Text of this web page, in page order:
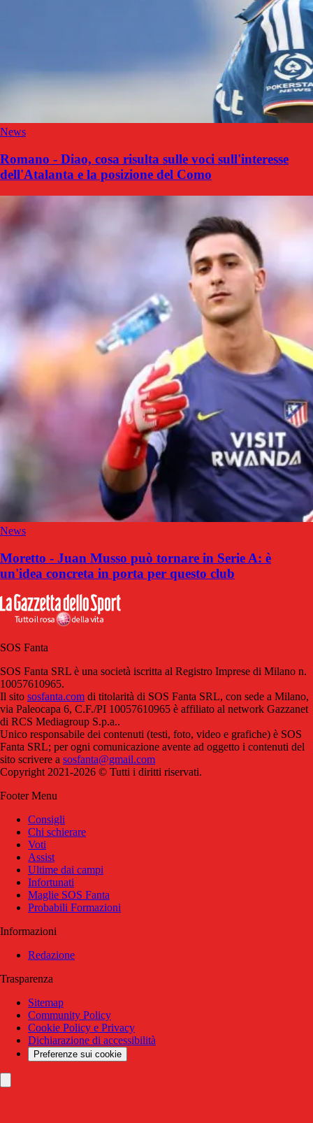
News
Romano - Diao, cosa risulta sulle voci sull'interesse
dell'Atalanta e la posizione del Como
News
Moretto - Juan Musso può tornare in Serie A: è
un'idea concreta in porta per questo club
SOS Fanta
SOS Fanta SRL è una società iscritta al Registro Imprese di Milano n.
10057610965.
Il sito sosfanta.com di titolarità di SOS Fanta SRL, con sede a Milano,
via Paleocapa 6, C.F./PI 10057610965 è affiliato al network Gazzanet
di RCS Mediagroup S.p.a..
Unico responsabile dei contenuti (testi, foto, video e grafiche) è SOS
Fanta SRL; per ogni comunicazione avente ad oggetto i contenuti del
sito scrivere a sosfanta@gmail.com
Copyright 2021-2026 © Tutti i diritti riservati.
Footer Menu
Consigli
Chi schierare
Voti
Assist
Ultime dai campi
Infortunati
Maglie SOS Fanta
Probabili Formazioni
Informazioni
Redazione
Trasparenza
Sitemap
Community Policy
Cookie Policy e Privacy
Dichiarazione di accessibilità
Preferenze sui cookie